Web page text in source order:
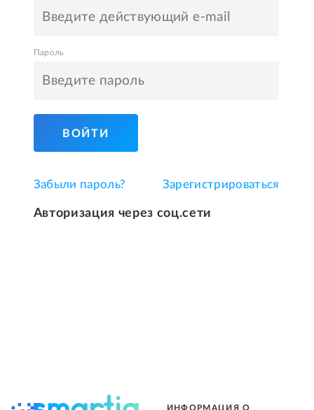
Пароль
ВОЙТИ
Забыли пароль? Зарегистрироваться
Авторизация через соц.сети
ИНФОРМАЦИЯ О